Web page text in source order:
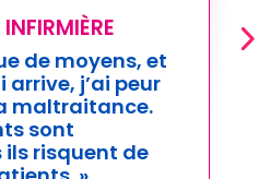
avez compris
j’ai réalisé que
choses à vivre,
.J’ai décidé de
du temps